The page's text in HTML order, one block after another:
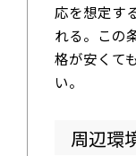
応を想定す
れる。この
格が安くて
い。
周辺環